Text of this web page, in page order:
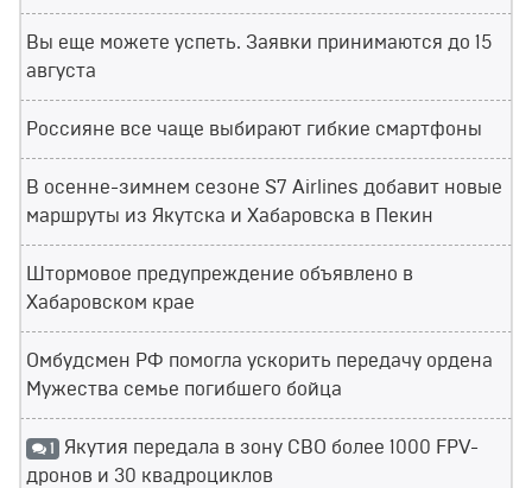
Вы еще можете успеть. Заявки принимаются до 15
августа
Россияне все чаще выбирают гибкие смартфоны
В осенне-зимнем сезоне S7 Airlines добавит новые
маршруты из Якутска и Хабаровска в Пекин
Штормовое предупреждение объявлено в
Хабаровском крае
Омбудсмен РФ помогла ускорить передачу ордена
Мужества семье погибшего бойца
1 Якутия передала в зону СВО более 1000 FPV-
дронов и 30 квадроциклов